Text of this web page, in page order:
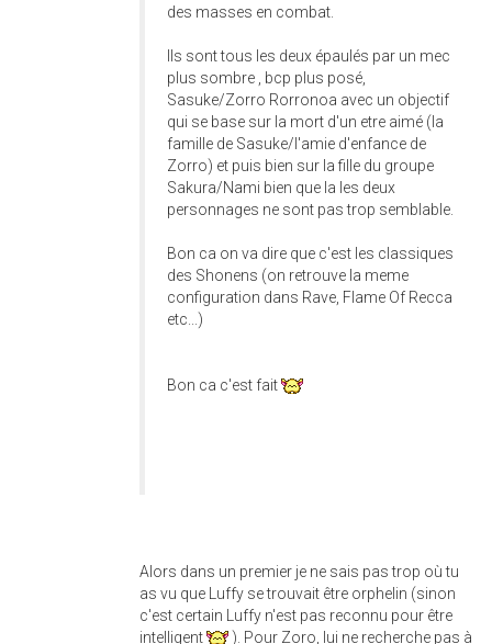
des masses en combat.
Ils sont tous les deux épaulés par un mec
plus sombre , bcp plus posé,
Sasuke/Zorro Rorronoa avec un objectif
qui se base sur la mort d'un etre aimé (la
famille de Sasuke/l'amie d'enfance de
Zorro) et puis bien sur la fille du groupe
Sakura/Nami bien que la les deux
personnages ne sont pas trop semblable.
Bon ca on va dire que c'est les classiques
des Shonens (on retrouve la meme
configuration dans Rave, Flame Of Recca
etc...)
Bon ca c'est fait
Alors dans un premier je ne sais pas trop où tu
as vu que Luffy se trouvait être orphelin (sinon
c'est certain Luffy n'est pas reconnu pour être
intelligent
). Pour Zoro, lui ne recherche pas à